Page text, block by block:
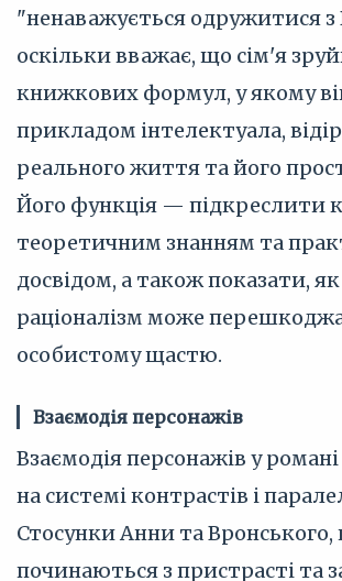
"ненаважується одружитися
оскільки вважає, що сім'я
книжкових формул, у якому
прикладом інтелектуала,
реального життя та його
Його функція — підкреслити
теоретичним знанням та
досвідом, а також показати,
раціоналізм може
особистому щастю.
Взаємодія персонажів
Взаємодія персонажів у
на системі контрастів і
Стосунки Анни та
починаються з пристрасті та